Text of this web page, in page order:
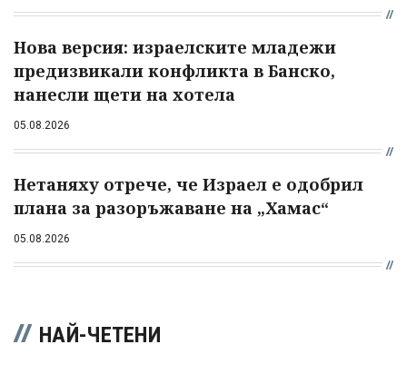
Нова версия: израелските младежи
предизвикали конфликта в Банско,
нанесли щети на хотела
05.08.2026
Нетаняху отрече, че Израел е одобрил
плана за разоръжаване на „Хамас“
05.08.2026
НАЙ-ЧЕТЕНИ